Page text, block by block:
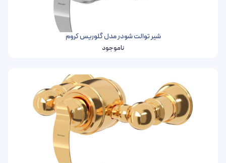
شیر توالت شودر مدل گلوریس کروم
ناموجود